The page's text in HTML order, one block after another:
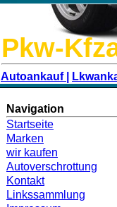
Pkw-
Autoankauf |
Navigation
Startseite
Marken
wir kaufen
Autoverschrottung
Kontakt
Linkssammlung